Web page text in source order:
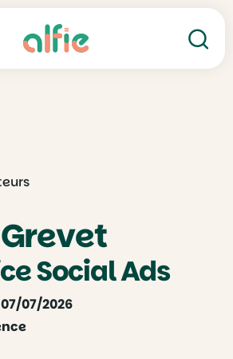
Social Ads
07/2026